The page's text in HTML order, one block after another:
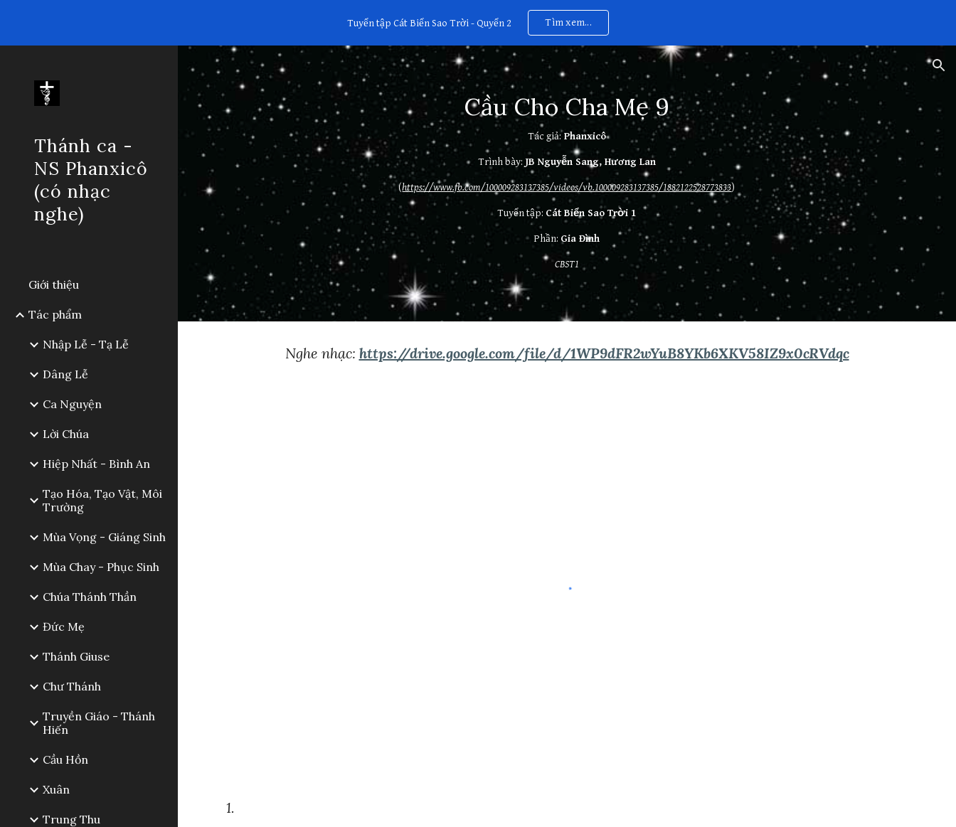
Skip to main content Skip to navigation
Tuyển tập Cát Biển Sao Trời - Quyển 2 Tìm xem...
Thánh ca -
NS Phanxicô
(có nhạc
nghe)
Giới thiệu
Tác phẩm
Nhập Lễ - Tạ Lễ
Dâng Lễ
Ca Nguyện
Lời Chúa
Hiệp Nhất - Bình An
Tạo Hóa, Tạo Vật, Môi
Trường
Mùa Vọng - Giáng Sinh
Mùa Chay - Phục Sinh
Chúa Thánh Thần
Đức Mẹ
Thánh Giuse
Chư Thánh
Truyền Giáo - Thánh
Hiến
Cầu Hồn
Xuân
Trung Thu
Cầu Cho Cha Mẹ 9
Tác giả:Phanxicô
Trình bày: JB Nguyễn Sang, Hương Lan
(https://www.fb.com/100009283137385/videos/vb.100009283137385/1882122528773833)
Tuyển tập: Cát Biển Sao Trời 1
Phần: Gia Đình
CBST1
Nghe nhạc: https://drive.google.com/file/d/1WP9dFR2wYuB8YKb6XKV58IZ9x0cRVdqc
1.